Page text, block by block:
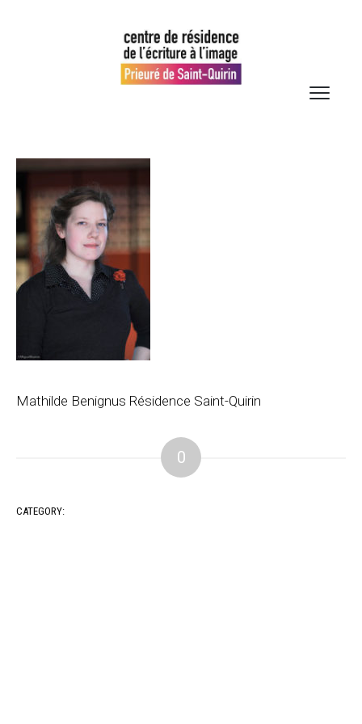
Mathilde Benignus Résidence Saint-Quirin
0
CATEGORY: